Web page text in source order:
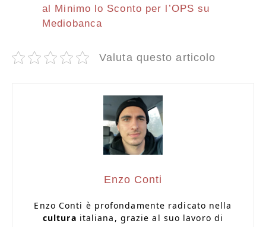
al Minimo lo Sconto per l’OPS su
Mediobanca
Valuta questo articolo
Enzo Conti
Enzo Conti è profondamente radicato nella
cultura italiana, grazie al suo lavoro di